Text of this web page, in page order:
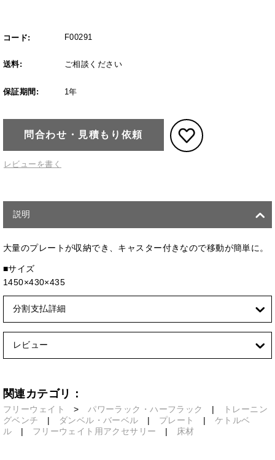
コード: F00291
送料: ご相談ください
保証期間: 1年
問合わせ・見積もり依頼
レビューを書く
説明
大量のプレートが収納でき、キャスター付きなので移動が簡単に。
■サイズ
1450×430×435
分割支払詳細
レビュー
関連カテゴリ：
フリーウェイト > パワーラック・ハーフラック |
トレーニン
グベンチ
| ダンベル・バーベル | プレート | ケトルベ
ル | フリーウェイト用アクセサリー | 床材